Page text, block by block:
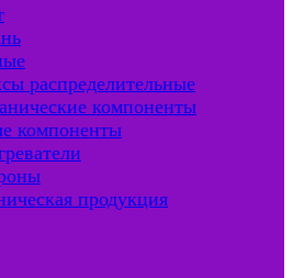
распределительные
компоненты
компоненты
продукция